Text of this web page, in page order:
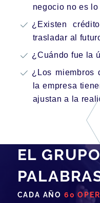
negocio no es
¿Existen
trasladar al
¿Cuándo fue la
¿Los miembros
la empresa
ajustan a la
EL
CADA AÑO 60